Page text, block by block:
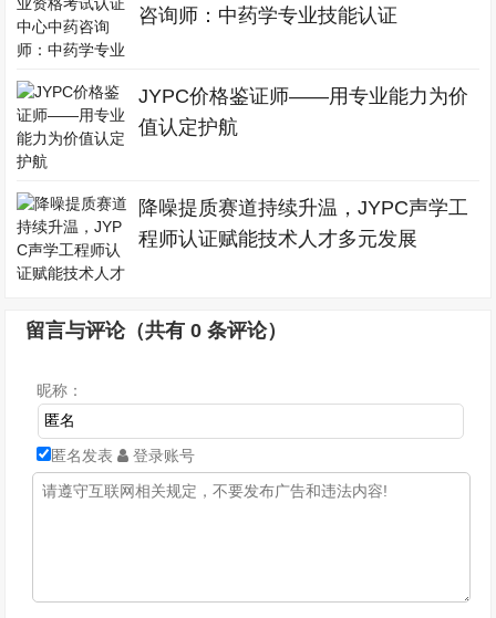
咨询师：中药学专业技能认证
JYPC价格鉴证师——用专业能力为价
值认定护航
降噪提质赛道持续升温，JYPC声学工
程师认证赋能技术人才多元发展
留言与评论（共有0 条评论）
昵称：
匿名发表 登录账号